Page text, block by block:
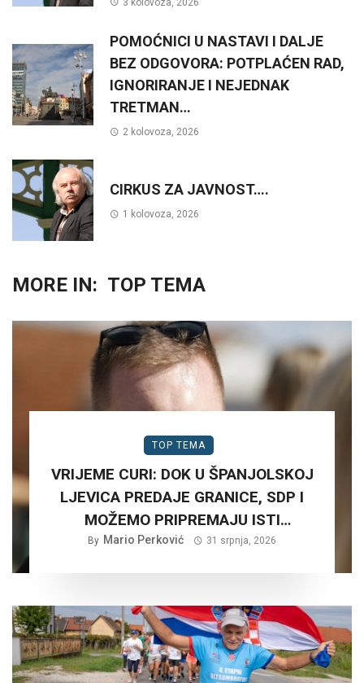
POMOĆNICI U NASTAVI I DALJE
BEZ ODGOVORA: POTPLAĆEN RAD,
IGNORIRANJE I NEJEDNAK
TRETMAN…
2 kolovoza, 2026
CIRKUS ZA JAVNOST….
1 kolovoza, 2026
MORE IN: TOP TEMA
TOP TEMA
VRIJEME CURI: DOK U ŠPANJOLSKOJ
LJEVICA PREDAJE GRANICE, SDP I
MOŽEMO PRIPREMAJU ISTI
SCENARIJ ZA HRVATSKU….
By Mario Perković 31 srpnja, 2026